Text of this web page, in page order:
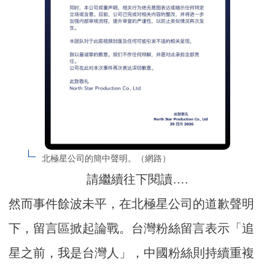
北極星公司的簡中聲明。（網路）
請繼續往下閱讀….
然而事件餘波未平，在北極星公司的道歉聲明
下，留言區掀起論戰。台灣粉絲留言表示「追
星之前，我是台灣人」，中國粉絲則持續重複